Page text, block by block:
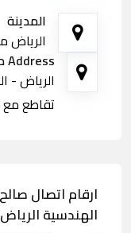
المدينة
الرياض
Address معالم الطريق
الرياض -
تقاطع
ارقام اتصال
الهندسية الرياض